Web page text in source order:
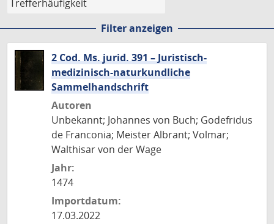
Filter anzeigen
2 Cod. Ms. jurid. 391 – Juristisch-
medizinisch-naturkundliche
Sammelhandschrift
Autoren
Unbekannt; Johannes von Buch; Godefridus
de Franconia; Meister Albrant; Volmar;
Walthisar von der Wage
Jahr:
1474
Importdatum:
17.03.2022